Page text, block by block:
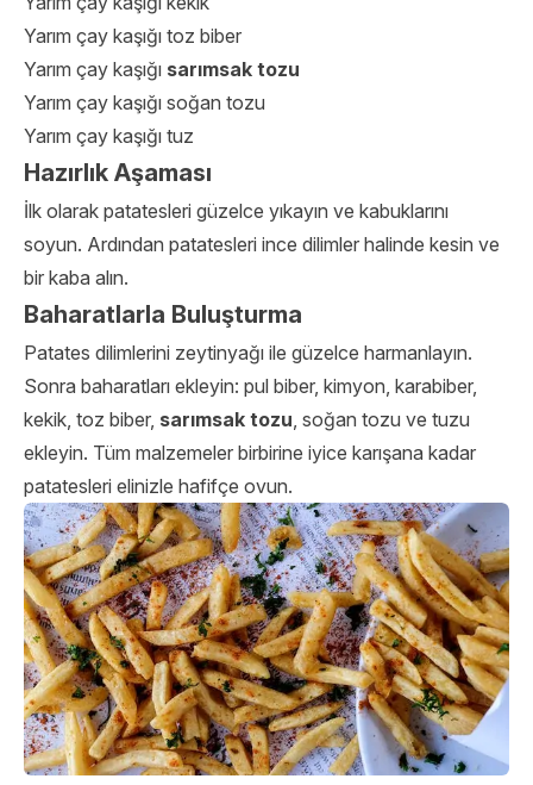
Yarım çay kaşığı toz biber
Yarım çay kaşığı sarımsak tozu
Yarım çay kaşığı soğan tozu
Yarım çay kaşığı tuz
Hazırlık Aşaması
İlk olarak patatesleri güzelce yıkayın ve kabuklarını
soyun. Ardından patatesleri ince dilimler halinde kesin ve
bir kaba alın.
Baharatlarla Buluşturma
Patates dilimlerini zeytinyağı ile güzelce harmanlayın.
Sonra baharatları ekleyin: pul biber, kimyon, karabiber,
kekik, toz biber, sarımsak tozu, soğan tozu ve tuzu
ekleyin. Tüm malzemeler birbirine iyice karışana kadar
patatesleri elinizle hafifçe ovun.